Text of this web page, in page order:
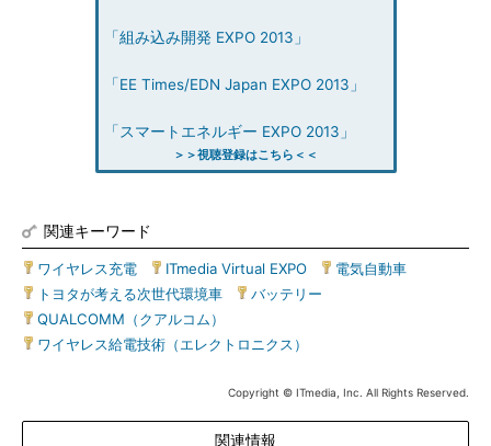
「組み込み開発 EXPO 2013」
「EE Times/EDN Japan EXPO 2013」
「スマートエネルギー EXPO 2013」
＞＞視聴登録はこちら＜＜
関連キーワード
ワイヤレス充電 ITmedia Virtual EXPO 電気自動車
トヨタが考える次世代環境車
バッテリー
QUALCOMM（クアルコム）
ワイヤレス給電技術（エレクトロニクス）
Copyright © ITmedia, Inc. All Rights Reserved.
関連情報